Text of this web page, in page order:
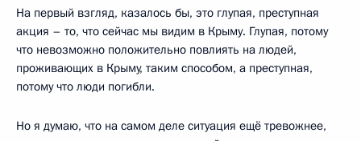
На первый взгляд, казалось бы, это глупая, преступная
акция – то, что сейчас мы видим в Крыму. Глупая, потому
что невозможно положительно повлиять на людей,
проживающих в Крыму, таким способом, а преступная,
потому что люди погибли.
Но я думаю, что на самом деле ситуация ещё тревожнее,